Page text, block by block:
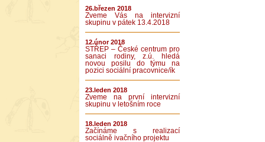
26.březen 2018
Zveme Vás na intervizní
skupinu v pátek 13.4.2018
12.únor 2018
STŘEP – České centrum pro
sanaci rodiny, z.ú. hledá
novou posilu do týmu na
pozici sociální pracovnice/ík
23.leden 2018
Zveme na první intervizní
skupinu v letošním roce
18.leden 2018
Začínáme s realizací
sociálně ivačního projektu